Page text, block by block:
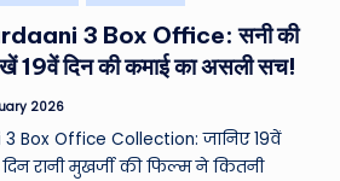
3 Box Office: सनी की
19वें दिन की कमाई का असली सच!
2026
Box Office Collection: जानिए 19वें
रानी मुखर्जी की फिल्म ने कितनी